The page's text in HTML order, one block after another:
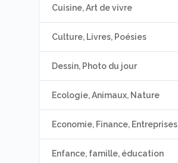
Cuisine, Art de vivre
Culture, Livres, Poésies
Dessin, Photo du jour
Ecologie, Animaux, Nature
Economie, Finance, Entreprises
Enfance, famille, éducation